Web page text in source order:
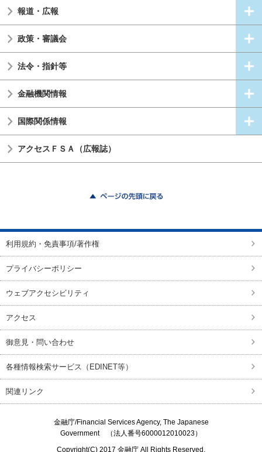
報道・広報
政策・審議会
法令・指針等
金融機関情報
国際関係情報
アクセスＦＳＡ（広報誌）
利用規約・免責事項/著作権
プライバシーポリシー
ウェブアクセシビリティ
アクセス
御意見・問い合わせ
各種情報検索サービス（EDINET等）
関連リンク
金融庁/Financial Services Agency, The Japanese
Government（法人番号6000012010023）
Copyright(C) 2017 金融庁 All Rights Reserved.